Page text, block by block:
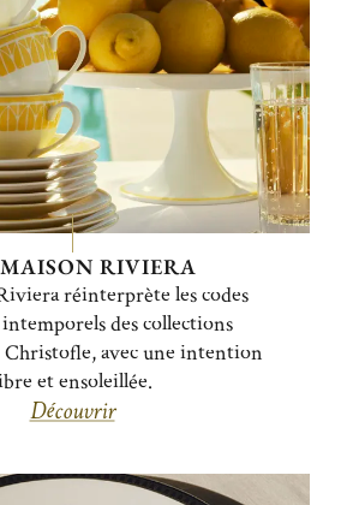
RIVIERA
réinterprète les codes
des collections
Christofle, avec une intention
et ensoleillée.
Découvrir